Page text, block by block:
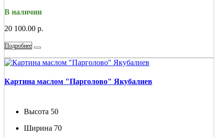
В наличии
20 100.00 р.
Подробнее
Картина маслом "Парголово" Якубалиев
Высота 50
Ширина 70